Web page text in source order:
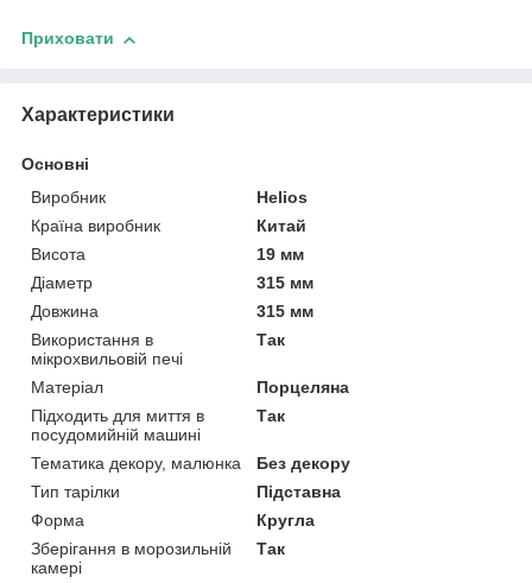
Приховати
Характеристики
Основні
Виробник
Helios
Країна виробник
Китай
Висота
19 мм
Діаметр
315 мм
Довжина
315 мм
Використання в
мікрохвильовій печі
Так
Матеріал
Порцеляна
Підходить для миття в
посудомийній машині
Так
Тематика декору, малюнка
Без декору
Тип тарілки
Підставна
Форма
Кругла
Зберігання в морозильній
камері
Так